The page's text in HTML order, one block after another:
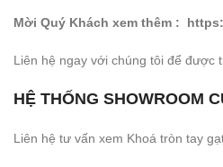
Mời Quý Khách xem thêm :
Liên hệ ngay với chúng tôi để được
HỆ THỐNG SHOWROOM
Liên hệ tư vấn xem Khoá tròn tay